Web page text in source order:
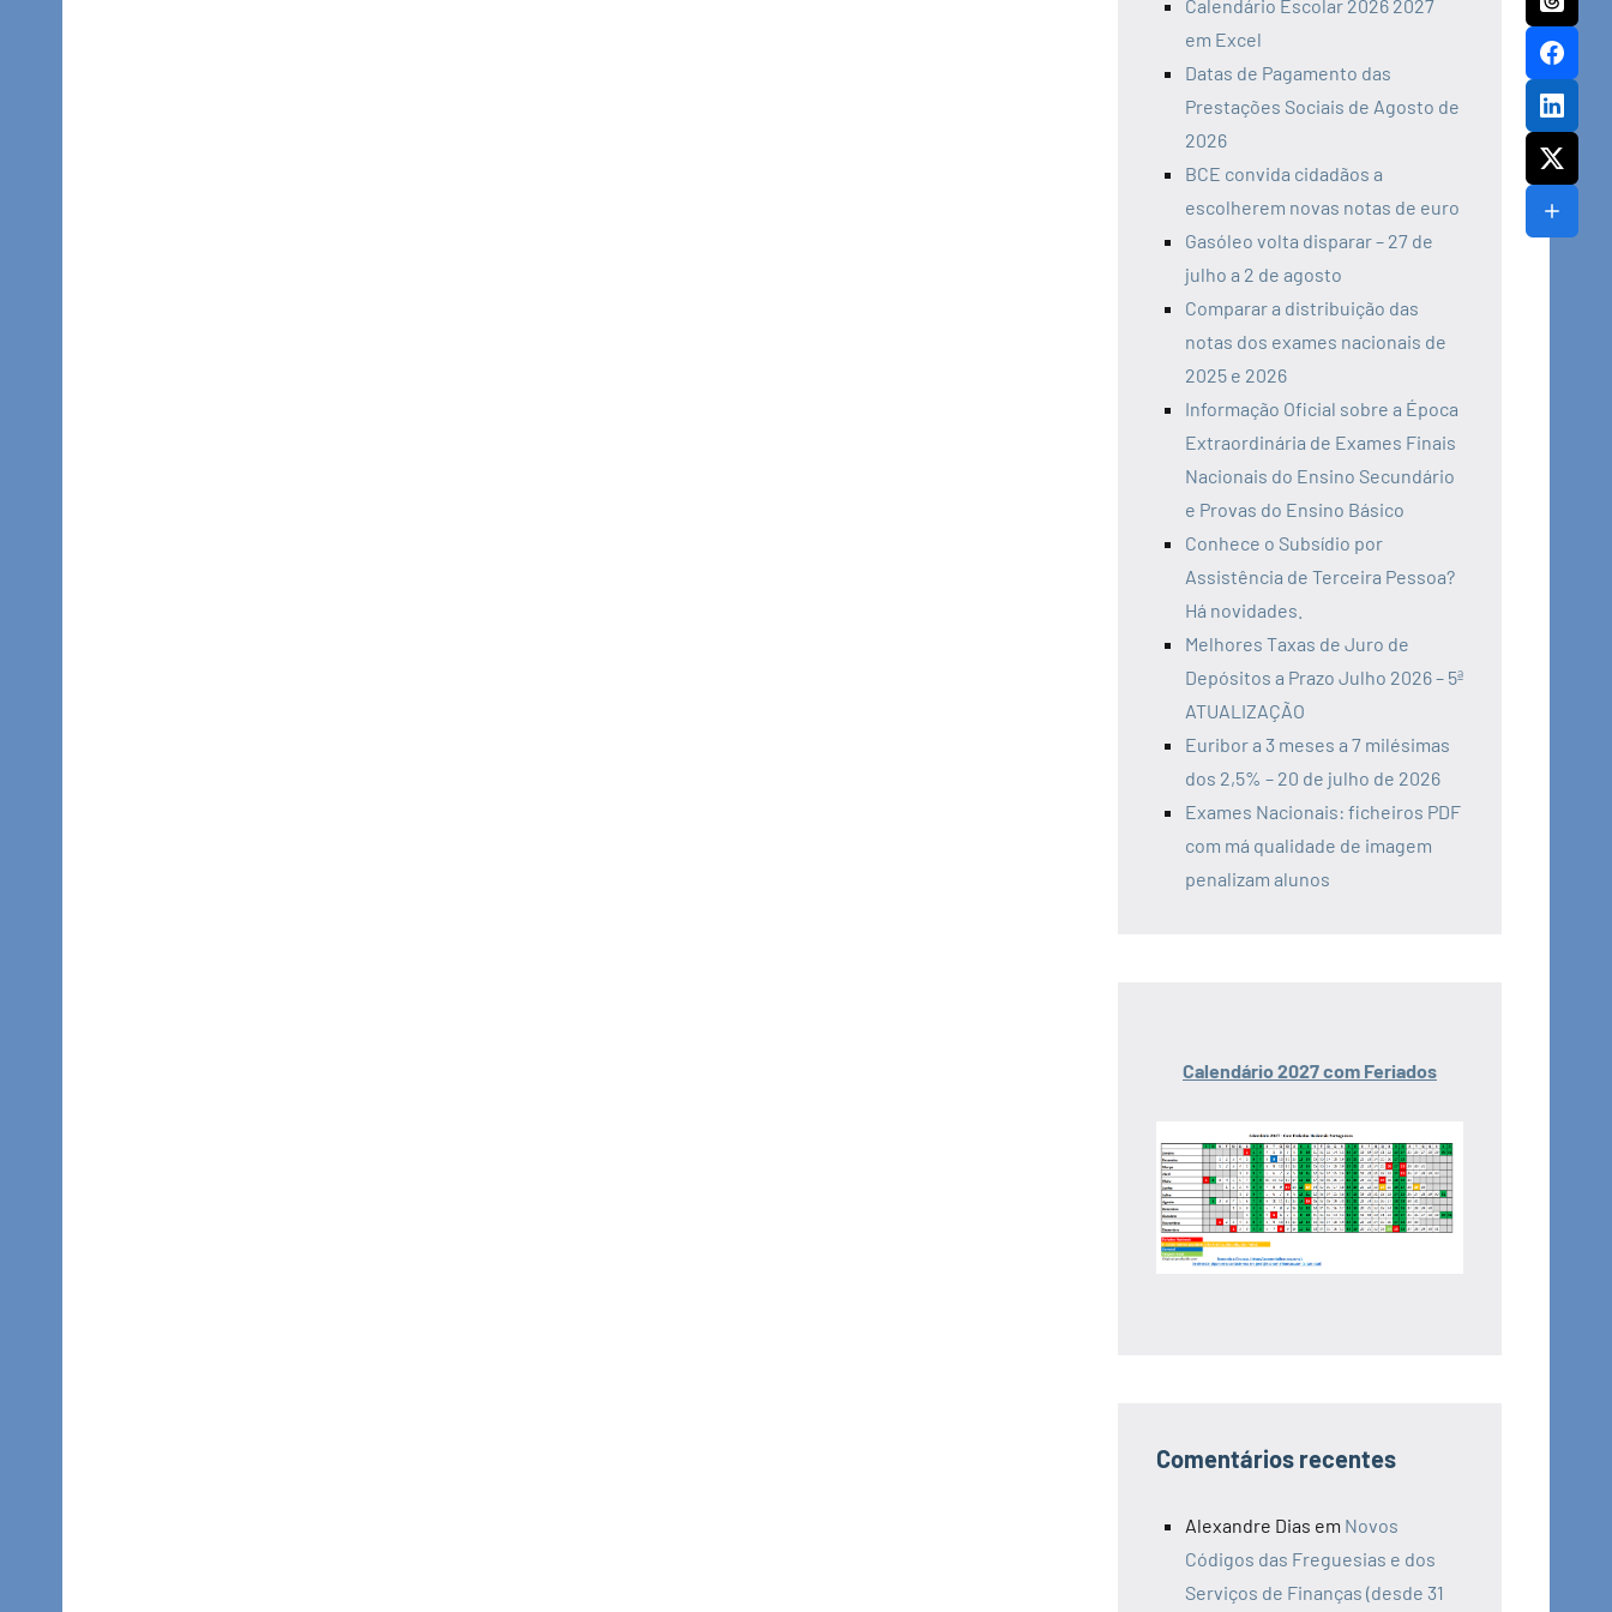
Calendário Escolar 2026 2027
em Excel
Datas de Pagamento das
Prestações Sociais de Agosto de
2026
BCE convida cidadãos a
escolherem novas notas de euro
Gasóleo volta disparar – 27 de
julho a 2 de agosto
Comparar a distribuição das
notas dos exames nacionais de
2025 e 2026
Informação Oficial sobre a Época
Extraordinária de Exames Finais
Nacionais do Ensino Secundário
e Provas do Ensino Básico
Conhece o Subsídio por
Assistência de Terceira Pessoa?
Há novidades.
Melhores Taxas de Juro de
Depósitos a Prazo Julho 2026 – 5ª
ATUALIZAÇÃO
Euribor a 3 meses a 7 milésimas
dos 2,5% – 20 de julho de 2026
Exames Nacionais: ficheiros PDF
com má qualidade de imagem
penalizam alunos
Calendário 2027 com Feriados
Comentários recentes
Alexandre Dias em Novos
Códigos das Freguesias e dos
Serviços de Finanças (desde 31